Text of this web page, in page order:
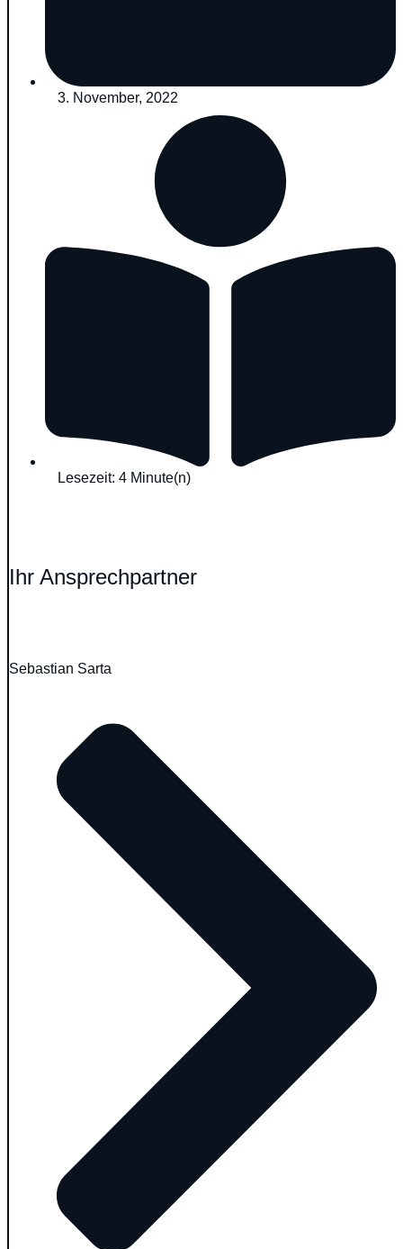
3. November, 2022
Lesezeit: 4 Minute(n)
Ihr Ansprechpartner
Sebastian Sarta